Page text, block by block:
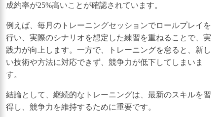
成約率が25%高いことが確認されています。
例えば、毎月のトレーニングセッションでロールプレイを
行い、実際のシナリオを想定した練習を重ねることで、実
践力が向上します。一方で、トレーニングを怠ると、新し
い技術や方法に対応できず、競争力が低下してしまいま
す。
結論として、継続的なトレーニングは、最新のスキルを習
得し、競争力を維持するために重要です。